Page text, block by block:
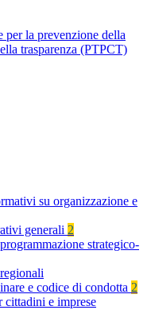
per la prevenzione della
trasparenza (PTPCT)
su organizzazione e
generali 2
strategico-
e codice di condotta 2
e imprese